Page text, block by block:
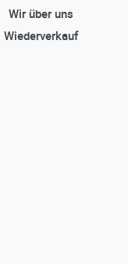
Wir über uns
Wiederverkauf